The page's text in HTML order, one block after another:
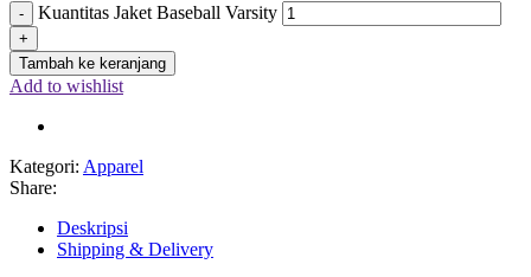
Kuantitas Jaket Baseball Varsity
Tambah ke keranjang
Add to wishlist
Kategori: Apparel
Share:
Deskripsi
Shipping & Delivery